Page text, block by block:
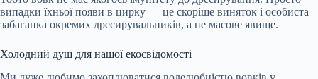
випадки їхньої появи в цирку — це скоріше виняток і особиста
забаганка окремих дресирувальників, а не масове явище.
Холодний душ для нашої екосвідомості